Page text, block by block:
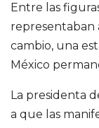
Entre las
representaban
cambio, una
México
La presidenta
a que las